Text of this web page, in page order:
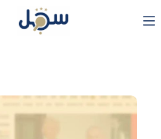
إلى
المحتوى